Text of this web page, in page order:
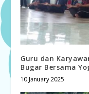
Guru dan
Bugar Bersama
10 January 2025